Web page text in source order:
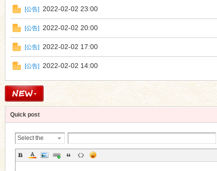
[公告] 2022-02-02 23:00
[公告] 2022-02-02 20:00
[公告] 2022-02-02 17:00
[公告] 2022-02-02 14:00
Quick post
Select the
Thread
Category